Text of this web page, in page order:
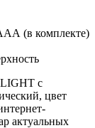
(в комплекте)
с
цвет
актуальных